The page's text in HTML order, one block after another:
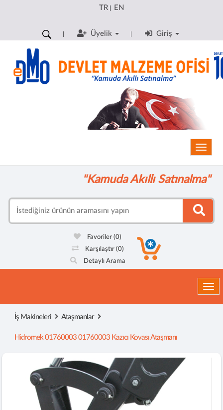
TR| EN
Üyelik Giriş
"Kamuda Akıllı Satınalma"
Favoriler(0)
Karşılaştır (0)
Detaylı Arama
İş Makineleri Ataşmanlar
Hidromek 01760003 01760003 Kazıcı Kovası Ataşmanı